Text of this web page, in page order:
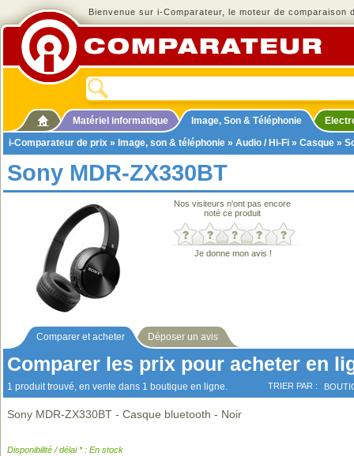
Bienvenue sur i-Comparateur, le moteur de comparaison
Matériel informatique Image, Son & Téléphonie
i-Comparateur de prix » Image, son & téléphonie » Audio / Hi-Fi » Casque »
Sony MDR-ZX330BT
Nos visiteurs n'ont pas encore
noté ce produit
Je donne mon avis !
Comparer et acheter Déposer un avis
Comparer les prix pour acheter en
1 produit trouvé, en vente dans 1 boutique en ligne. TRIER PAR :
Sony MDR-ZX330BT - Casque bluetooth - Noir
Disponibilité / délai * : En stock